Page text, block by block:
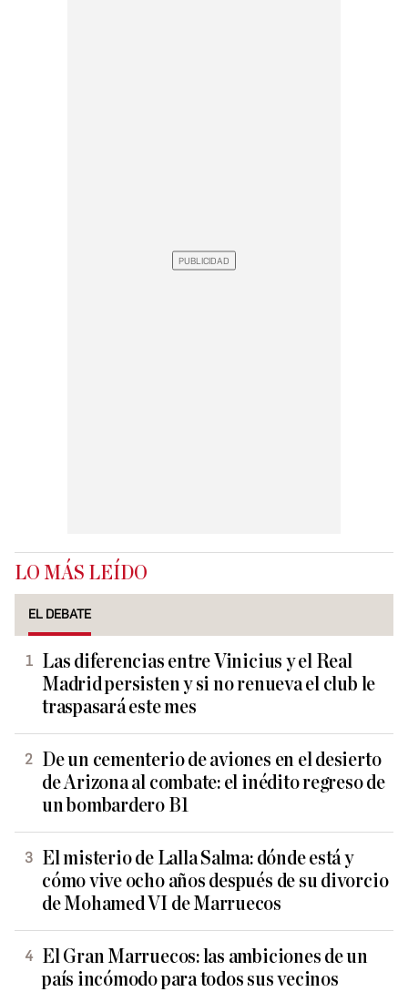
LO MÁS LEÍDO
EL DEBATE
Las diferencias entre Vinicius y el Real
Madrid persisten y si no renueva el club le
traspasará este mes
De un cementerio de aviones en el desierto
de Arizona al combate: el inédito regreso de
un bombardero B1
El misterio de Lalla Salma: dónde está y
cómo vive ocho años después de su divorcio
de Mohamed VI de Marruecos
El Gran Marruecos: las ambiciones de un
país incómodo para todos sus vecinos